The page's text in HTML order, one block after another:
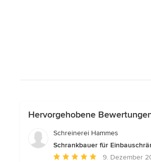
Hervorgehobene
Schreinerei Hammes
Schrankbauer für
Durchschnittliche9. Dezember